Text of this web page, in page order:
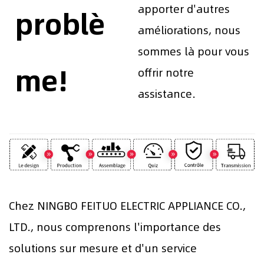
problè
me!
apporter d'autres
améliorations, nous
sommes là pour vous
offrir notre
assistance.
Chez NINGBO FEITUO ELECTRIC APPLIANCE CO.,
LTD., nous comprenons l'importance des
solutions sur mesure et d'un service